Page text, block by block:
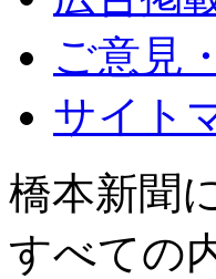
ご意見
サイト
橋本新聞
すべての